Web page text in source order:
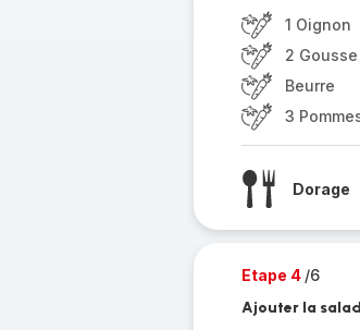
1 Oignon
2 Gousse
Beurre
3
Dorage
Etape 4 /6
Ajouter la